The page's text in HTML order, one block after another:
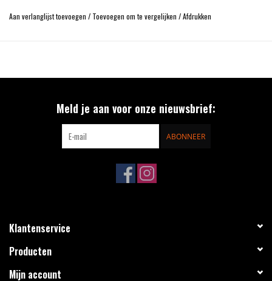
Aan verlanglijst toevoegen / Toevoegen om te vergelijken /Afdrukken
Meld je aan voor onze nieuwsbrief:
ABONNEER
Klantenservice
Producten
Mijn account